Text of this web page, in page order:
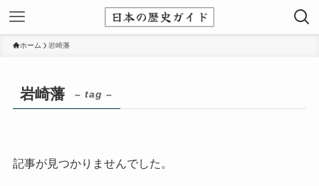
ホーム 岩崎藩
岩崎藩 – tag –
記事が見つかりませんでした。